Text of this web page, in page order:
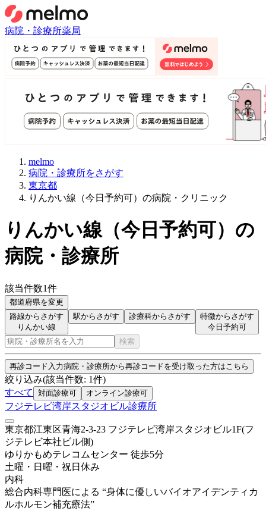
病院・診療所薬局
melmo
病院・診療所をさがす
東京都
りんかい線（今日予約可）の病院・クリニック
りんかい線（今日予約可） の
病院・診療所
該当件数1件
都道府県を変更
路線からさがす
りんかい線
駅からさがす 診療科からさがす
特徴からさがす
今日予約可
検索
再診コード入力病院・診療所から再診コードを受け取った方はこちら
絞り込み(該当件数: 1件)
すべて
対面診療可 オンライン診療可
フジテレビ湾岸スタジオビル診療所
東京都江東区青海2-3-23 フジテレビ湾岸スタジオビル1F(フ
ジテレビ本社ビル側)
ゆりかもめテレコムセンター 徒歩5分
土曜・日曜・祝日 休み
内科
総合内科専門医による “身体に優しいバイオアイデンティカ
ルホルモン補充療法”